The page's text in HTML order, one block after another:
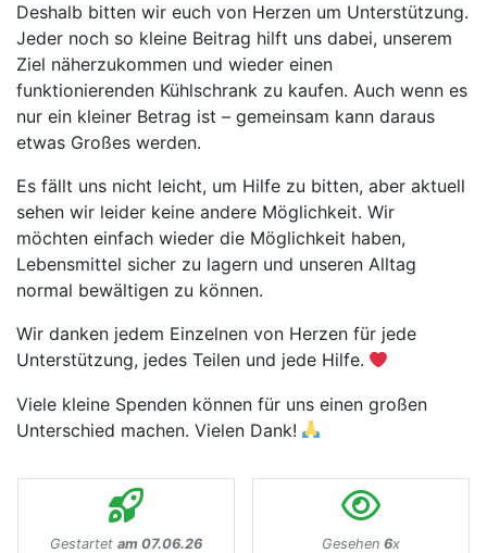
Deshalb bitten wir euch von Herzen um Unterstützung.
Jeder noch so kleine Beitrag hilft uns dabei, unserem
Ziel näherzukommen und wieder einen
funktionierenden Kühlschrank zu kaufen. Auch wenn es
nur ein kleiner Betrag ist – gemeinsam kann daraus
etwas Großes werden.
Es fällt uns nicht leicht, um Hilfe zu bitten, aber aktuell
sehen wir leider keine andere Möglichkeit. Wir
möchten einfach wieder die Möglichkeit haben,
Lebensmittel sicher zu lagern und unseren Alltag
normal bewältigen zu können.
Wir danken jedem Einzelnen von Herzen für jede
Unterstützung, jedes Teilen und jede Hilfe.
Viele kleine Spenden können für uns einen großen
Unterschied machen. Vielen Dank!
Gestartet am 07.06.26 Gesehen 6x